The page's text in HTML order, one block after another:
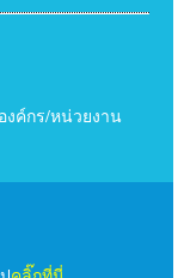
ค์กร/หน่วยงาน